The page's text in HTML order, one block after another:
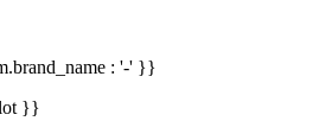
: '-' }}
}}